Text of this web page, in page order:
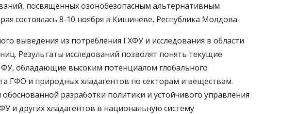
посвященных озонобезопасным альтернативным
состоялась 8-10 ноября в Кишиневе, Республика Молдова.
выведения из потребления ГХФУ и исследования в области
Результаты исследований позволят понять текущие
обладающие высоким потенциалом глобального
ГФО и природных хладагентов по секторам и веществам.
разработки политики и устойчивого управления
и других хладагентов в национальную систему